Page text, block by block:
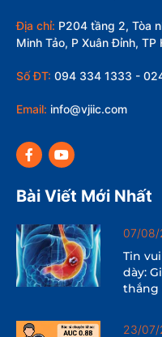
Địa chỉ: P204 tầng 2, Tòa
Minh Tảo, P Xuân Đỉnh, TP
Số ĐT: 094 334 1333 -
Email: info@vjiic.com
Bài Viết Mới Nhất
07/
Tin
dày:
thắng
23/